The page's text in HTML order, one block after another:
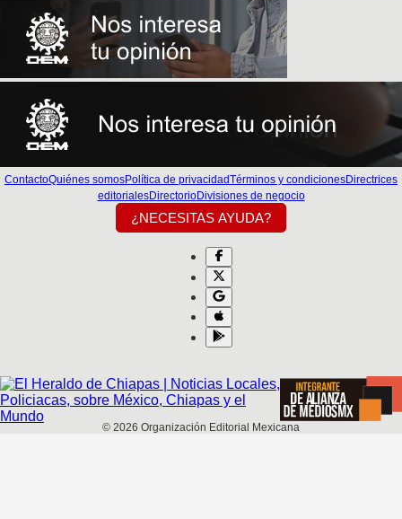
ContactoQuiénes somosPolítica de privacidadTérminos y condicionesDirectrices
editorialesDirectorioDivisiones de negocio
¿NECESITAS AYUDA?
© 2026 Organización Editorial Mexicana